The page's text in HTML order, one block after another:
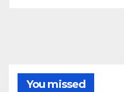
You missed